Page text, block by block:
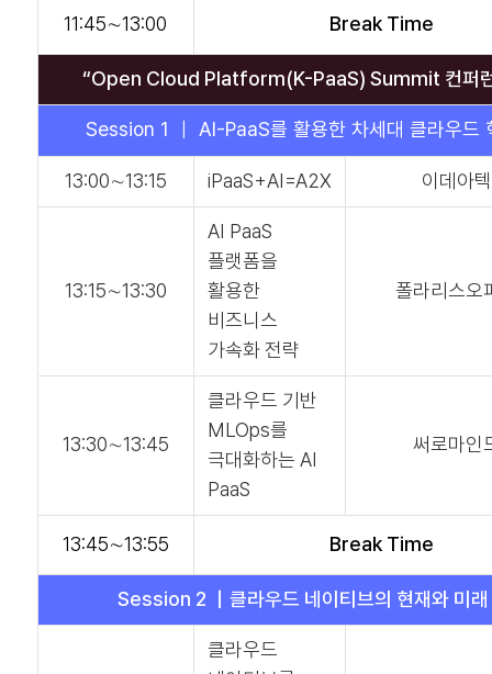
11:45∼13:00 Break Time
“Open Cloud Platform(K-PaaS) Summit 컨퍼
Session 1 ｜ AI-PaaS를 활용한 차세대 클라우드
13:00∼13:15 iPaaS+AI=A2X 이데아텍
13:15∼13:30
AI PaaS
플랫폼을
활용한
비즈니스
가속화 전략
폴라리스오
13:30∼13:45
클라우드 기반
MLOps를
극대화하는 AI
PaaS
써로마인
13:45∼13:55 Break Time
Session 2 ｜클라우드 네이티브의 현재와 미래
클라우드